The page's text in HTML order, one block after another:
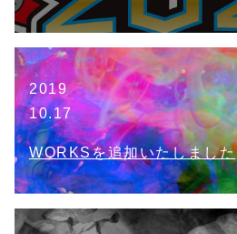
2019
10.17
WORKSを追加いたしました